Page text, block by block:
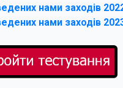
нами заходів
нами заходів